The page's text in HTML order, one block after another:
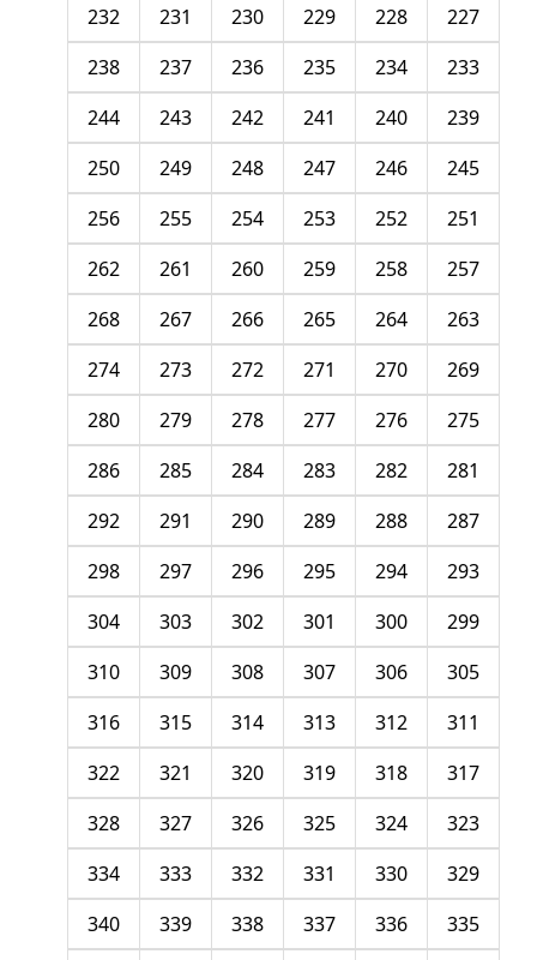
227
228
229
230
231
232
233
234
235
236
237
238
239
240
241
242
243
244
245
246
247
248
249
250
251
252
253
254
255
256
257
258
259
260
261
262
263
264
265
266
267
268
269
270
271
272
273
274
275
276
277
278
279
280
281
282
283
284
285
286
287
288
289
290
291
292
293
294
295
296
297
298
299
300
301
302
303
304
305
306
307
308
309
310
311
312
313
314
315
316
317
318
319
320
321
322
323
324
325
326
327
328
329
330
331
332
333
334
335
336
337
338
339
340